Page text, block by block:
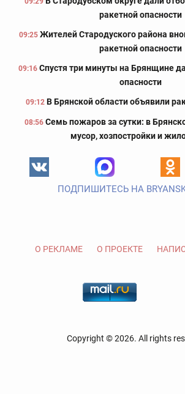
ракетной опасности
09:25 Жителей Стародуского района
ракетной опасности
09:16 Спустя три минуты на Брянщине
опасности
09:12 В Брянской области объявили
08:56 Семь пожаров за сутки: в
мусор, хозпостройки и
ПОДПИШИТЕСЬ НА
О РЕКЛАМЕ О ПРОЕКТЕ
Copyright © 2026. All rights